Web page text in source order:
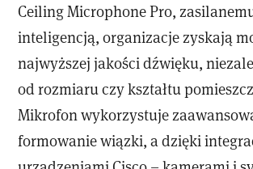
Ceiling Microphone Pro,
inteligencją, organizacje zyskają
najwyższej jakości dźwięku,
od rozmiaru czy kształtu
Mikrofon wykorzystuje
formowanie wiązki, a dzięki